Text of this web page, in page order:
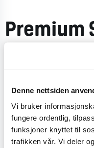
Denne nettsiden
Vi bruker
fungere ordentlig,
funksjoner knyttet til
trafikken vår. Vi deler
Premium
Håndlagetmilkshake
med hvit sjokolade,
bringebærfudgekuler,